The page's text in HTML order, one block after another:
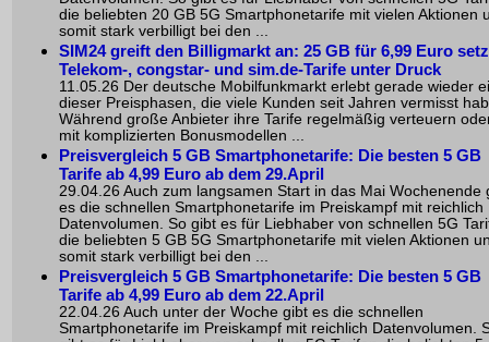
die beliebten 20 GB 5G Smartphonetarife mit vielen Aktionen
somit stark verbilligt bei den ...
SIM24 greift den Billigmarkt an: 25 GB für 6,99 Euro
Telekom-, congstar- und sim.de-Tarife unter Druck
11.05.26 Der deutsche Mobilfunkmarkt erlebt gerade wieder
dieser Preisphasen, die viele Kunden seit Jahren vermisst
Während große Anbieter ihre Tarife regelmäßig verteuern
mit komplizierten Bonusmodellen ...
Preisvergleich 5 GB Smartphonetarife: Die besten 5 GB
Tarife ab 4,99 Euro ab dem 29.April
29.04.26 Auch zum langsamen Start in das Mai Wochenende
es die schnellen Smartphonetarife im Preiskampf mit reichlich
Datenvolumen. So gibt es für Liebhaber von schnellen 5G
die beliebten 5 GB 5G Smartphonetarife mit vielen Aktionen
somit stark verbilligt bei den ...
Preisvergleich 5 GB Smartphonetarife: Die besten 5 GB
Tarife ab 4,99 Euro ab dem 22.April
22.04.26 Auch unter der Woche gibt es die schnellen
Smartphonetarife im Preiskampf mit reichlich Datenvolumen.